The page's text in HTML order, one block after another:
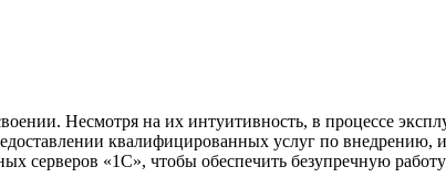
Несмотря на их интуитивность, в процессе
квалифицированных услуг по внедрению,
серверов «1С», чтобы обеспечить безупречную